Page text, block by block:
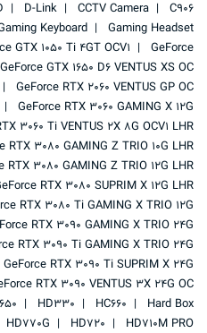
C906
CCTV Camera
D-Link
Gaming Headset
Keyboard
GeForce
GTX 1050 Ti 4GT OCV1
GeForce GTX 1650 D6 VENTUS XS OC
GeForce RTX 2060 VENTUS GP OC
GeForce RTX 3060 GAMING X 12G
3060 Ti VENTUS 2X 8G OCV1 LHR
RTX 3080 GAMING Z TRIO 10G LHR
RTX 3080 GAMING Z TRIO 12G LHR
RTX 3080 SUPRIM X 12G LHR
RTX 3080 Ti GAMING X TRIO 12G
RTX 3090 GAMING X TRIO 24G
RTX 3090 Ti GAMING X TRIO 24G
GeForce RTX 3090 Ti SUPRIM X 24G
RTX 3090 VENTUS 3X 24G OC
Hard Box
HC660
HD330
HD710M PRO
HD720
HD770G